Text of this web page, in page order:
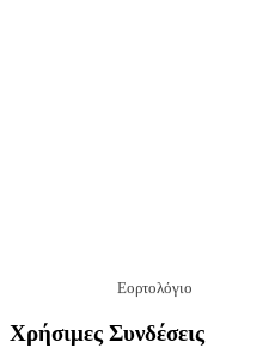
Εορτολόγιο
Χρήσιμες Συνδέσεις